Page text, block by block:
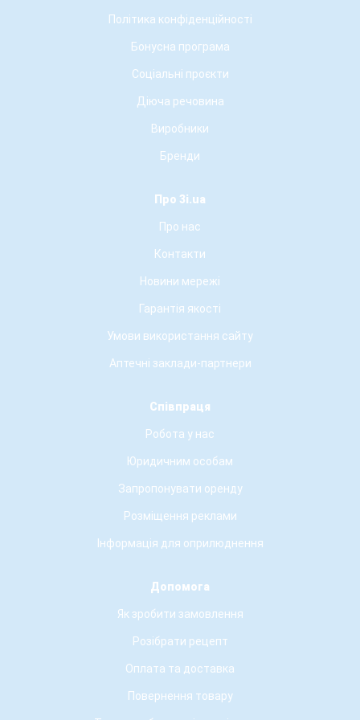
Політика конфіденційності
Бонусна програма
Соціальні проєкти
Діюча речовина
Виробники
Бренди
Про 3i.ua
Про нас
Контакти
Новини мережі
Гарантія якості
Умови використання сайту
Аптечні заклади-партнери
Співпраця
Робота у нас
Юридичним особам
Запропонувати оренду
Розміщення реклами
Інформація для оприлюднення
Допомога
Як зробити замовлення
Розібрати рецепт
Оплата та доставка
Повернення товару